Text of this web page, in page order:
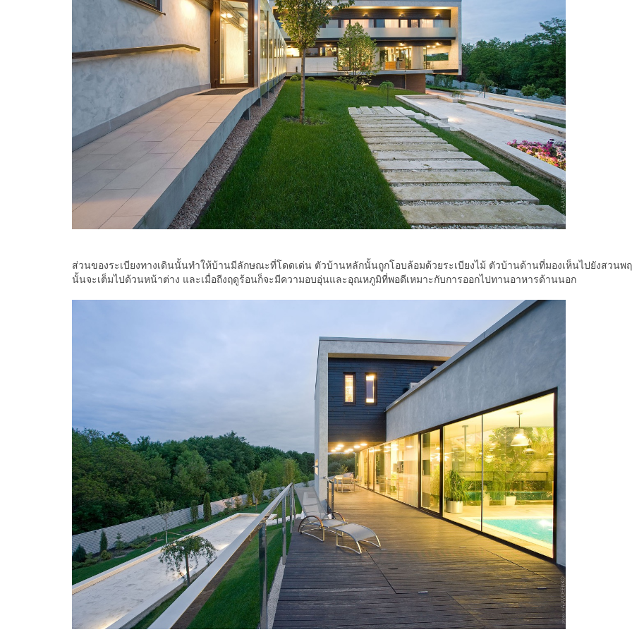
ส่วนของระเบียงทางเดินนั้นทำให้บ้านมีลักษณะที่โดดเด่น ตัวบ้านหลักนั้นถูกโอบล้อมด้วยระเบียงไม้ ตัวบ้านด้านที่มองเห็นไปยังสวนพ
นั้นจะเต็มไปด้วนหน้าต่าง และเมื่อถีงฤดูร้อนก็จะมีความอบอุ่นและอุณหภูมิที่พอดีเหมาะกับการออกไปทานอาหารด้านนอก